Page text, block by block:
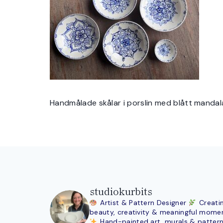
Handmålade skålar i porslin med blått
studiokurbits
Artist & Pattern Designer
beauty, creativity & meaningful